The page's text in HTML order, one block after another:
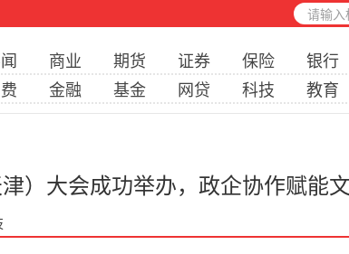
商业 期货 证券 保险 银行
金融 基金 网贷 科技 教育
）大会成功举办，政企协作赋能